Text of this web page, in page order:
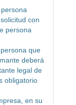
con
persona
que
deberá
legal de
obligatorio
en su